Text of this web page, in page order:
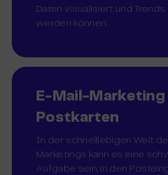
Daten visualisiert und
werden können.
E-Mail-
Postkarten
In der schnelllebigen Welt
Marketings kann es eine
Aufgabe sein, in den